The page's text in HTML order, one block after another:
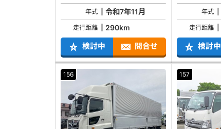
年式 令和7年11月
走行距離 290km
検討中 問合せ
年式
走行距離
検討中
156 157